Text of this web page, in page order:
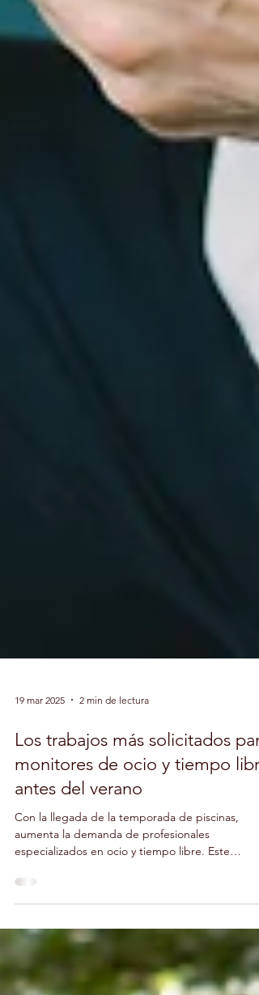
19 mar 2025 2 min de lectura
Los trabajos más solicitados para
monitores de ocio y tiempo libre
antes del verano
Con la llegada de la temporada de piscinas,
aumenta la demanda de profesionales
periodo, que...